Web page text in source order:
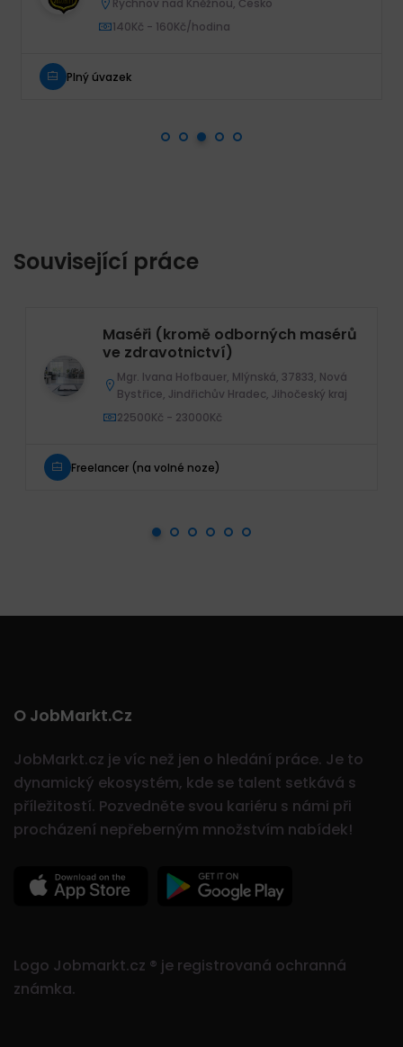
Rychnov nad Kněžnou, Česko
140Kč - 160Kč/hodina
Plný úvazek
Související práce
Maséři (kromě odborných masérů
ve zdravotnictví)
Mgr. Ivana Hofbauer, Mlýnská, 37833, Nová
Bystřice, Jindřichův Hradec, Jihočeský kraj
22500Kč - 23000Kč
Freelancer (na volné noze)
O JobMarkt.cz
JobMarkt.cz je víc než jen o hledání práce. Je to
dynamický ekosystém, kde se talent setkává s
příležitostí. Pozvedněte svou kariéru s námi při
procházení nepřeberným množstvím nabídek!
Logo Jobmarkt.cz ® je registrovaná ochranná
známka.